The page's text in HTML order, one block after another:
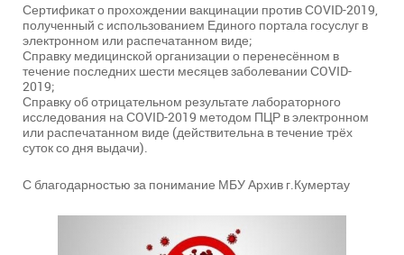
Сертификат о прохождении вакцинации против СOVID-2019,
полученный с использованием Единого портала госуслуг в
электронном или распечатанном виде;
Справку медицинской организации о перенесённом в
течение последних шести месяцев заболевании СOVID-
2019;
Справку об отрицательном результате лабораторного
исследования на СOVID-2019 методом ПЦР в электронном
или распечатанном виде (действительна в течение трёх
суток со дня выдачи).
С благодарностью за понимание МБУ Архив г.Кумертау